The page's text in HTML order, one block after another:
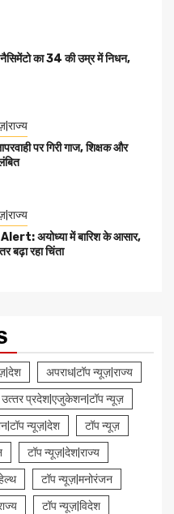
का 34 की उम्र में निधन,
पर गिरी गाज, शिक्षक और
अयोध्या में बारिश के आसार,
बढ़ा रहा चिंता
अपराध|टॉप न्यूज़|राज्य
उत्‍तर प्रदेश|एजुकेशन|टॉप न्यूज़
न्यूज़|देश टॉप न्यूज़
टॉप न्यूज़|देश|राज्य
टॉप न्यूज़|मनोरंजन
टॉप न्यूज़|विदेश